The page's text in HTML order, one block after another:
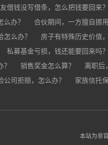
借钱没写借条，怎么把钱要回来？
，我要承担全部责任吗？
办？ 合伙期间，一方擅自挪
？么办？ 房子有特殊历史价值
私募基金亏损，钱还能要回来吗？
销售奖金怎么算？ 离职后
不发提成和奖金吗？
公司变
司拒赔，怎么办？ 家族信托
本站为非